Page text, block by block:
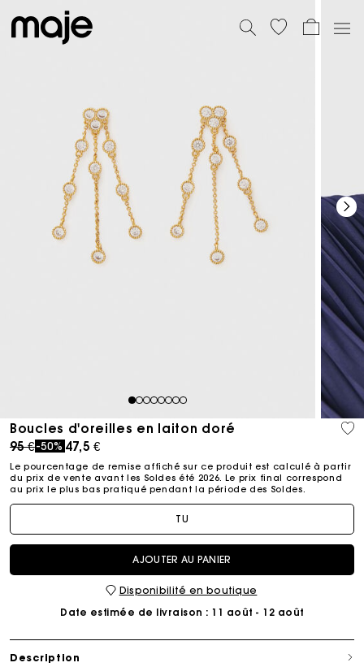
12345678
Boucles d'oreilles en laiton doré
Price reduced from
95 €to
-50% 47,5 €
Le pourcentage de remise affiché sur ce produit est calculé à partir
du prix de vente avant les Soldes été 2026. Le prix final correspond
au prix le plus bas pratiqué pendant la période des Soldes.​
TU
AJOUTER AU PANIER
Disponibilité en boutique
Date estimée de livraison : 11 août - 12 août
Description